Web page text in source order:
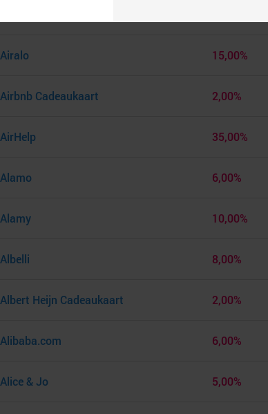
Airalo 15,00%
Airbnb Cadeaukaart 2,00%
AirHelp 35,00%
Alamo 6,00%
Alamy 10,00%
Albelli 8,00%
Albert Heijn Cadeaukaart 2,00%
Alibaba.com 6,00%
Alice & Jo 5,00%